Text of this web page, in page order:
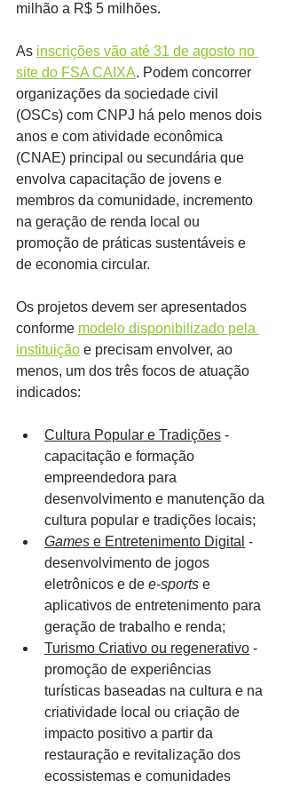
milhão a R$ 5 milhões.
As inscrições vão até 31 de agosto no
site do FSA CAIXA. Podem concorrer
organizações da sociedade civil
(OSCs) com CNPJ há pelo menos dois
anos e com atividade econômica
(CNAE) principal ou secundária que
envolva capacitação de jovens e
membros da comunidade, incremento
na geração de renda local ou
promoção de práticas sustentáveis e
de economia circular.
Os projetos devem ser apresentados
conforme modelo disponibilizado pela
instituição e precisam envolver, ao
menos, um dos três focos de atuação
indicados:
Cultura Popular e Tradições -
capacitação e formação
empreendedora para
desenvolvimento e manutenção da
cultura popular e tradições locais;
Games e Entretenimento Digital -
desenvolvimento de jogos
eletrônicos e de e-sports e
aplicativos de entretenimento para
geração de trabalho e renda;
Turismo Criativo ou regenerativo -
promoção de experiências
turísticas baseadas na cultura e na
criatividade local ou criação de
impacto positivo a partir da
restauração e revitalização dos
ecossistemas e comunidades